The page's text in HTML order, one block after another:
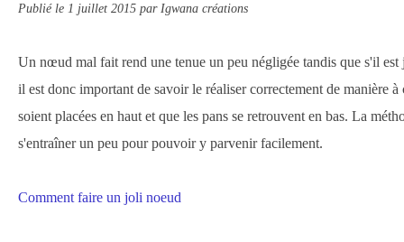
Publié le 1 juillet 2015 par Igwana créations
Un nœud mal fait rend une tenue un peu négligée tandis que s'il
il est donc important de savoir le réaliser correctement de manière
soient placées en haut et que les pans se retrouvent en bas. La
s'entraîner un peu pour pouvoir y parvenir facilement.
Comment faire un joli noeud